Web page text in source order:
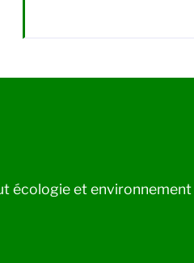
écologie et environnement